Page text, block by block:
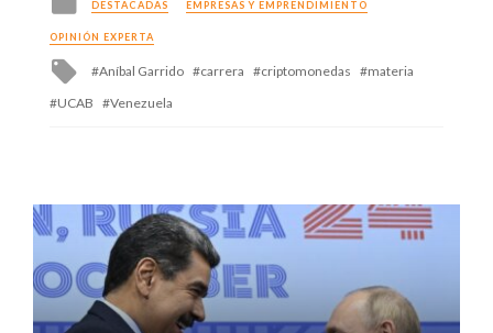
in
DESTACADAS EMPRESAS Y EMPRENDIMIENTO
OPINIÓN EXPERTA
Tagged
with
Aníbal Garrido carrera criptomonedas
materia
UCAB
Venezuela